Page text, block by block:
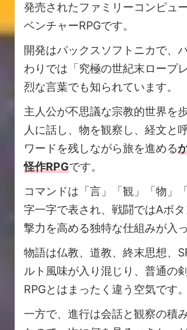
発売されたファミリーコンピュ
ベンチャーRPGです。
開発はパックスソフトニカで、
わりでは「究極の世紀末ロープ
烈な言葉でも知られています。
主人公が不思議な宗教的世界を
人に話し、物を観察し、経文と
ワードを残しながら旅を進める
怪作RPGです。
コマンドは「言」「観」「物」
字一字で表され、戦闘ではAボ
撃力を高める独特な仕組みが入
物語は仏教、道教、終末思想、
ルト風味が入り混じり、普通の
RPGとはまったく違う空気です。
一方で、進行は会話と観察の積